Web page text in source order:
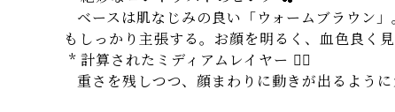
ベースは肌なじみの良い「ウォームブラウン
もしっかり主張する。お顔を明るく、血色良く
* 計算されたミディアムレイヤー 💇‍♀️
重さを残しつつ、顔まわりに動きが出るよう